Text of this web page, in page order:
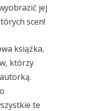
jej
scen!
książka,
którzy
te